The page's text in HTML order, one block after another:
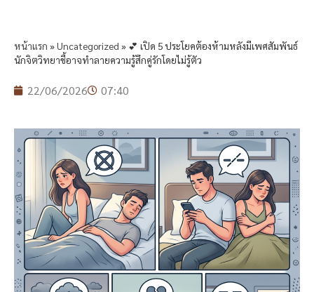
หน้าแรก »Uncategorized » 💕 เปิด 5 ประโยคต้องห้ามหลังมีเพศสัมพันธ์
นักจิตวิทยาชี้อาจทำลายความรู้สึกคู่รักโดยไม่รู้ตัว
22/06/2026 07:40